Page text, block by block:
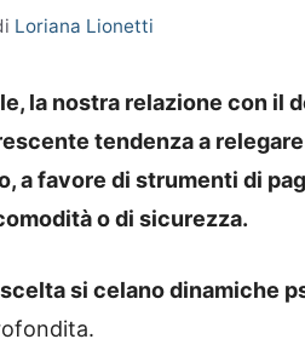
Loriana Lionetti
la nostra relazione con il
tendenza a
a favore di strumenti di
o di sicurezza.
scelta si celano dinamiche